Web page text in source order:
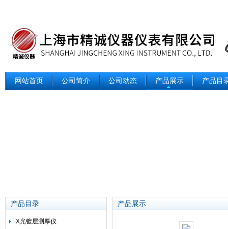
网站首页 公司简介 公司动态 产品展示 产品目
产品目录
X光镀层测厚仪
产品展示